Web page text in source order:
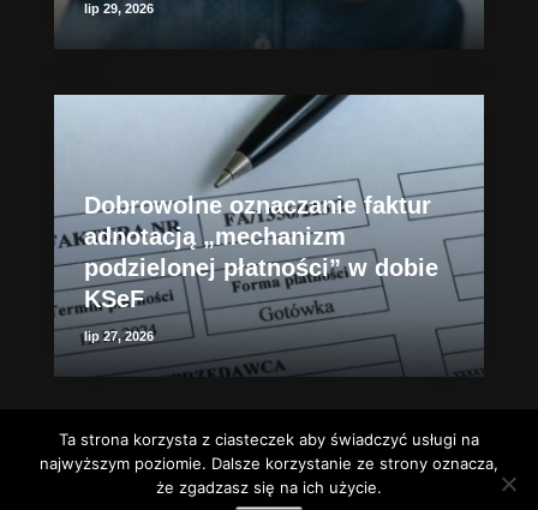
lip 29, 2026
Dobrowolne oznaczanie faktur
adnotacją „mechanizm
podzielonej płatności” w dobie
KSeF
lip 27, 2026
Ewa Jakubczyk- Kancelaria doradcy podatkowego w
Ta strona korzysta z ciasteczek aby świadczyć usługi na
najwyższym poziomie. Dalsze korzystanie ze strony oznacza,
że zgadzasz się na ich użycie.